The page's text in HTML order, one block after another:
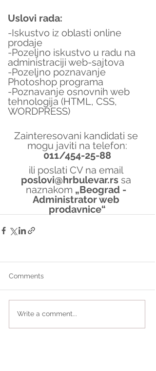
Uslovi rada:
-Iskustvo iz oblasti online
prodaje
-Pozeljno iskustvo u radu na
administraciji web-sajtova
-Pozeljno poznavanje
Photoshop programa
-Poznavanje osnovnih web
tehnologija (HTML, CSS,
WORDPRESS)
Zainteresovani kandidati se
mogu javiti na telefon:
011/454-25-88
ili poslati CV na email
poslovi@hrbulevar.rs sa
naznakom „Beograd -
Administrator web
prodavnice“
Comments
Write a comment...